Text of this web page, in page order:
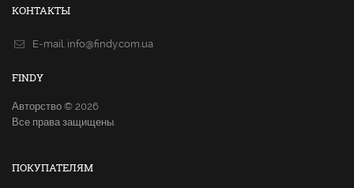
КОНТАКТЫ
E-mail. info@findy.com.ua
FINDY
Авторство © 2026
Все права защищены.
ПОКУПАТЕЛЯМ